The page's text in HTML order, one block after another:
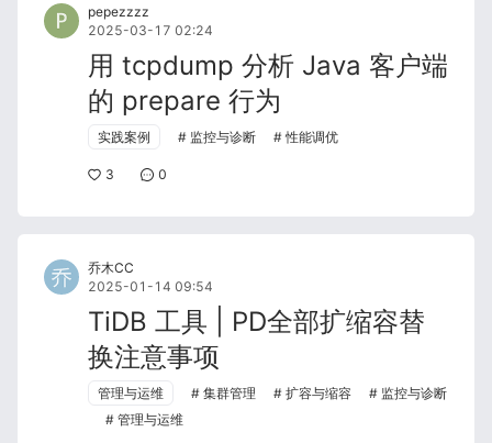
pepezzzz
2025-03-17 02:24
用 tcpdump 分析 Java 客户端
的 prepare 行为
实践案例 监控与诊断 性能调优
3 0
乔木CC
2025-01-14 09:54
TiDB 工具 | PD全部扩缩容替
换注意事项
管理与运维 集群管理 扩容与缩容
监控与诊断
管理与运维